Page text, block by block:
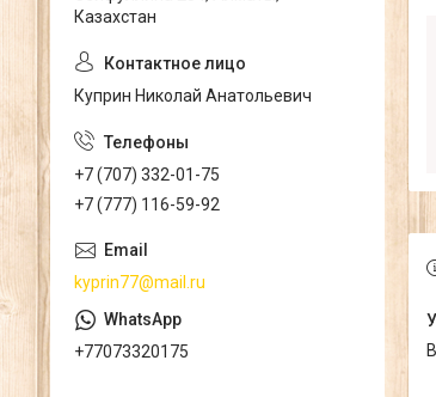
Казахстан
Куприн Николай Анатольевич
+7 (707) 332-01-75
+7 (777) 116-59-92
kyprin77@mail.ru
+77073320175